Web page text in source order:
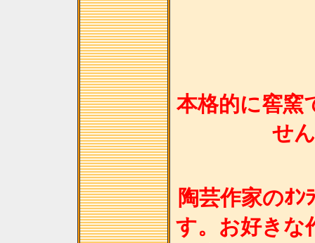
本格的に窖窯
せ
陶芸作家のｵﾝ
す。お好きな